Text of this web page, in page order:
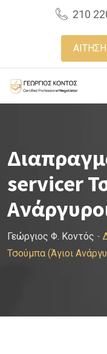
210
servicer
Γεώργιος Φ. Κοντός -
Τσούμπα (Άγιοι